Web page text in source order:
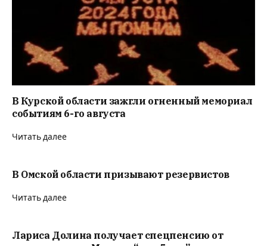
В Курской области зажгли огненный мемориал
событиям 6-го августа
Читать далее
В Омской области призывают резервистов
Читать далее
Лариса Долина получает спецпенсию от